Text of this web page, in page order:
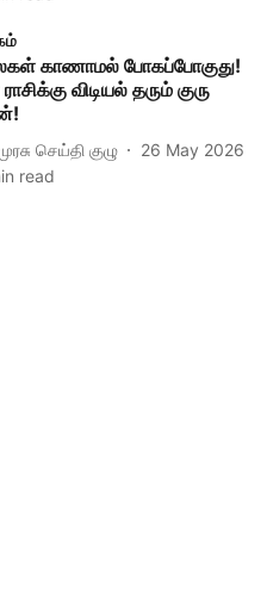
காணாமல் போகப்போகுது!
விடியல் தரும் குரு
செய்தி குழு
26 May 2026
read